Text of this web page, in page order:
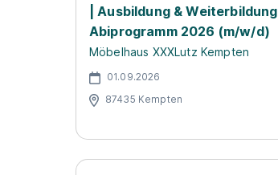
| Ausbildung & Weiterbildung
Abiprogramm 2026 (m/w/d)
Möbelhaus XXXLutz Kempten
01.09.2026
87435 Kempten